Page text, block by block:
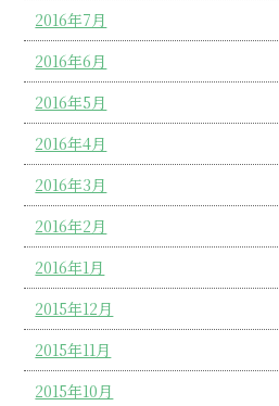
2016年7月
2016年6月
2016年5月
2016年4月
2016年3月
2016年2月
2016年1月
2015年12月
2015年11月
2015年10月